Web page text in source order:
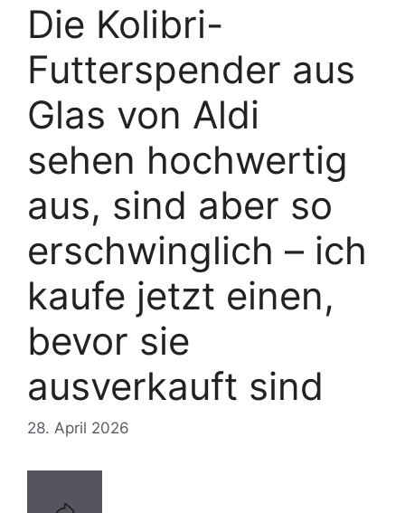
Die Kolibri-
Futterspender aus
Glas von Aldi
sehen hochwertig
aus, sind aber so
erschwinglich – ich
kaufe jetzt einen,
bevor sie
ausverkauft sind
28. April 2026